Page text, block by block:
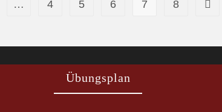
… 4 5 6 7 8
Übungsplan